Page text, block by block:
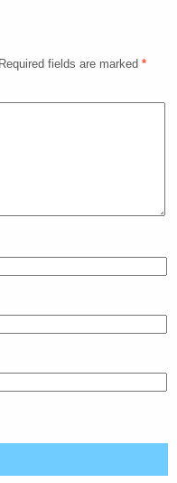
Required fields are marked *